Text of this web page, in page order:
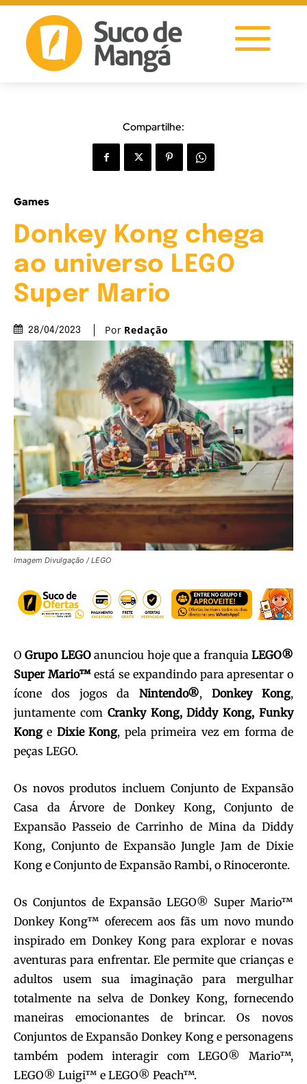
Compartilhe:
Games
Donkey Kong chega
ao universo LEGO
Super Mario
28/04/2023 Por Redação
Imagem Divulgação / LEGO
OGrupo LEGOanunciou hoje que a franquia LEGO®
Super Mario™está se expandindo para apresentar o
ícone dos jogos da Nintendo®,Donkey Kong,
juntamente com Cranky Kong, Diddy Kong, Funky
Konge Dixie Kong, pela primeira vez em forma de
peças LEGO.
Os novos produtos incluem Conjunto de Expansão
Casa da Árvore de Donkey Kong, Conjunto de
Expansão Passeio de Carrinho de Mina da Diddy
Kong, Conjunto de Expansão Jungle Jam de Dixie
Kong e Conjunto de Expansão Rambi, o Rinoceronte.
Os Conjuntos de Expansão LEGO® Super Mario™
Donkey Kong™ oferecem aos fãs um novo mundo
inspirado em Donkey Kong para explorar e novas
aventuras para enfrentar. Ele permite que crianças e
adultos usem sua imaginação para mergulhar
totalmente na selva de Donkey Kong, fornecendo
maneiras emocionantes de brincar. Os novos
Conjuntos de Expansão Donkey Kong e personagens
também podem interagir com LEGO® Mario™,
LEGO® Luigi™ e LEGO® Peach™.